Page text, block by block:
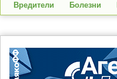
Вредители Болезни